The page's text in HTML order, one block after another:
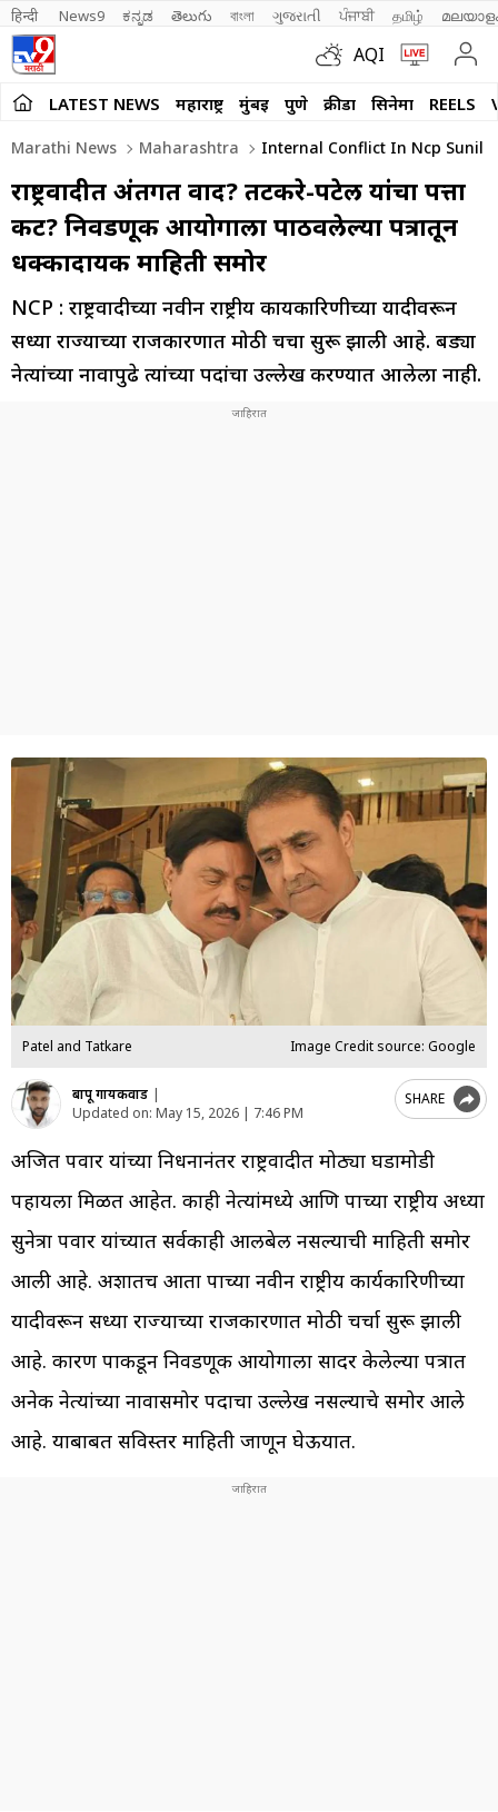
हिन्दी News9 ಕನ್ನಡ తెలుగు বাংলা ગુજરાતી ਪੰਜਾਬੀ தமிழ்
AQI
LATEST NEWS महाराष्ट्र मुंबई पुणे क्रीडा सिनेमा REELS
Marathi News Maharashtra Internal Conflict In Ncp Sunil
राष्ट्रवादीत अंतर्गत वाद? तटकरे-पटेल यांचा पत्ता
कट? निवडणूक आयोगाला पाठवलेल्या पत्रातून
धक्कादायक माहिती समोर
NCP : राष्ट्रवादीच्या नवीन राष्ट्रीय कार्यकारिणीच्या यादीवरून
सध्या राज्याच्या राजकारणात मोठी चर्चा सुरू झाली आहे. बड्या
नेत्यांच्या नावापुढे त्यांच्या पदांचा उल्लेख करण्यात आलेला नाही.
Patel and Tatkare Image Credit source: Google
बापू गायकवाड |
Updated on: May 15, 2026 | 7:46 PM
SHARE
अजित पवार यांच्या निधनानंतर राष्ट्रवादीत मोठ्या घडामोडी
पहायला मिळत आहेत. काही नेत्यांमध्ये आणि पक्षाच्या राष्ट्रीय अध्यक्षा
सुनेत्रा पवार यांच्यात सर्वकाही आलबेल नसल्याची माहिती समोर
आली आहे. अशातच आता पक्षाच्या नवीन राष्ट्रीय कार्यकारिणीच्या
यादीवरून सध्या राज्याच्या राजकारणात मोठी चर्चा सुरू झाली
आहे. कारण पक्षाकडून निवडणूक आयोगाला सादर केलेल्या पत्रात
अनेक नेत्यांच्या नावासमोर पदाचा उल्लेख नसल्याचे समोर आले
आहे. याबाबत सविस्तर माहिती जाणून घेऊयात.